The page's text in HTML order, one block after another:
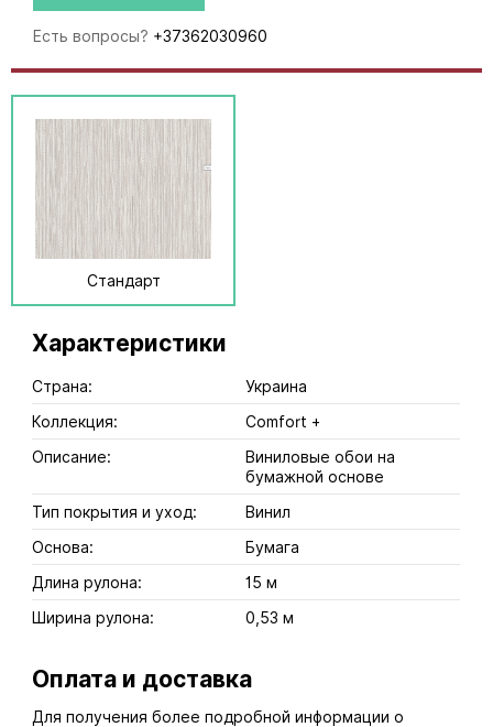
Есть вопросы? +37362030960
Стандарт
Характеристики
Страна:
Украина
Коллекция:
Comfort +
Описание:
Виниловые обои на
бумажной основе
Тип покрытия и уход:
Винил
Основа:
Бумага
Длина рулона:
15 м
Ширина рулона:
0,53 м
Оплата и доставка
Для получения более подробной информации о